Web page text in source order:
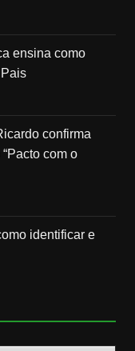
ensina como
confirma
com o
identificar e